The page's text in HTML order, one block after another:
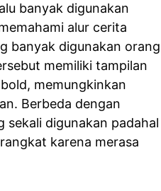
banyak digunakan
alur cerita
banyak digunakan orang
memiliki tampilan
memungkinkan
Berbeda dengan
sekali digunakan padahal
karena merasa